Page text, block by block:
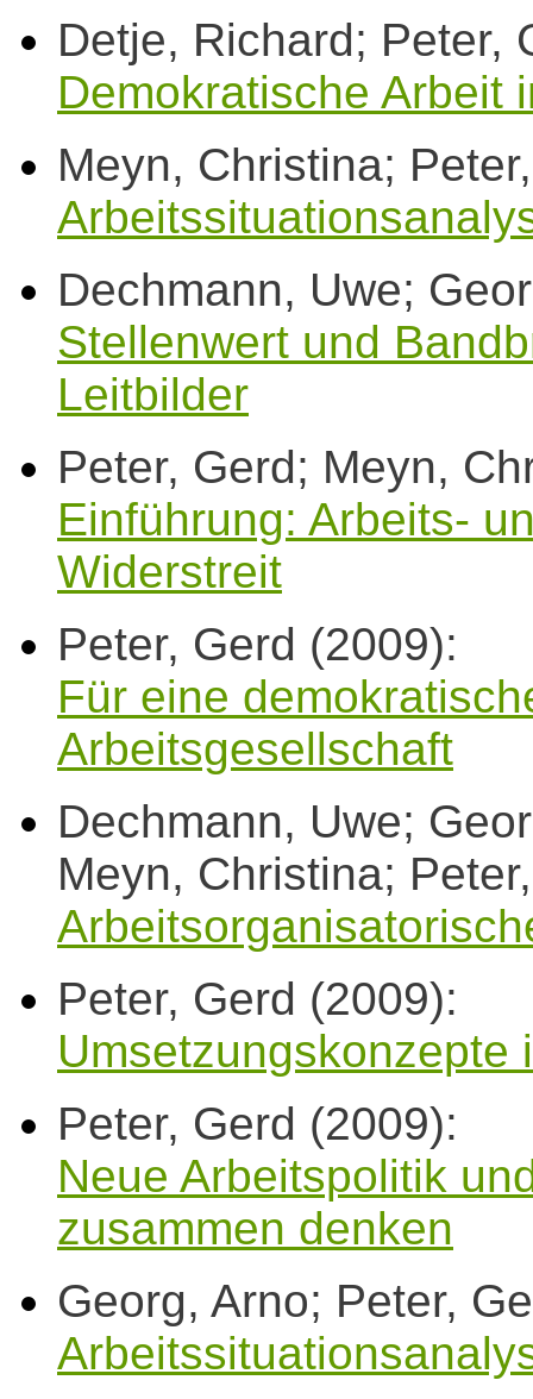
Detje, Richard; Peter,
Demokratische Arbeit
Meyn, Christina;
Dechmann, Uwe;
Stellenwert und
Leitbilder
Peter, Gerd; Meyn,
Einführung: Arbeits-
Widerstreit
Peter, Gerd (2009):
Für eine
Arbeitsgesellschaft
Dechmann, Uwe;
Meyn, Christina;
Peter, Gerd (2009):
Umsetzungskonzepte
Peter, Gerd (2009):
Neue Arbeitspolitik
zusammen denken
Georg, Arno; Peter,